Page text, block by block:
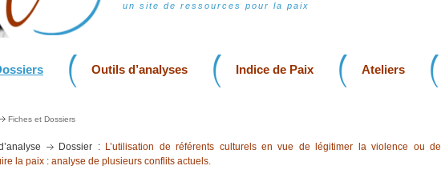
un site de ressources pour la paix
Outils d’analyses Indice de Paix Ateliers
Fiches et Dossiers
Dossier : L’utilisation de référents culturels en vue de légitimer la violence ou de
la paix : analyse de plusieurs conflits actuels.